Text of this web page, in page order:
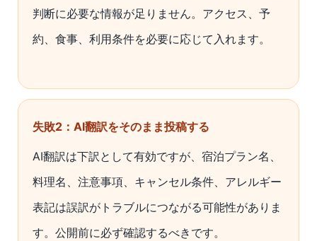
判断に必要な情報が足りません。アクセス、予
約、食事、利用条件を必要に応じて入れます。
失敗2：AI翻訳をそのまま投稿する
AI翻訳は下訳として有効ですが、宿泊プラン名、
料理名、注意事項、キャンセル条件、アレルギー
表記は誤訳がトラブルにつながる可能性がありま
す。公開前に必ず確認するべきです。